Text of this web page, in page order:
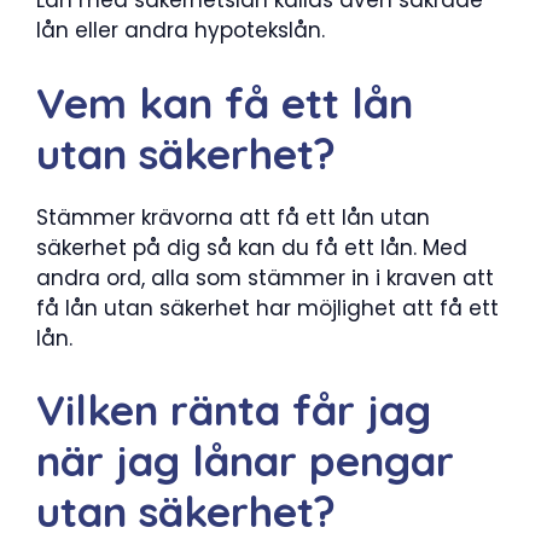
lån eller andra hypotekslån.
Vem kan få ett lån
utan säkerhet?
Stämmer krävorna att få ett lån utan
säkerhet på dig så kan du få ett lån. Med
andra ord, alla som stämmer in i kraven att
få lån utan säkerhet har möjlighet att få ett
lån.
Vilken ränta får jag
när jag lånar pengar
utan säkerhet?